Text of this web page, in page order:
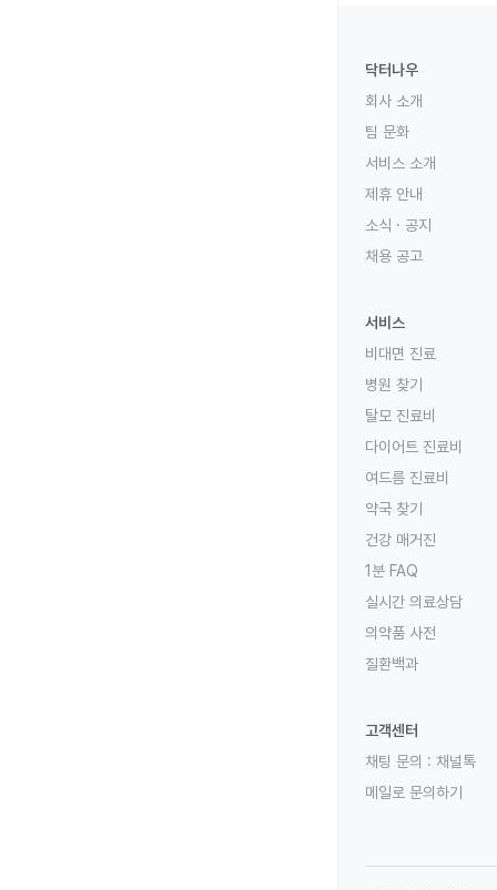
닥터나우
회사 소개
팀 문화
서비스 소개
제휴 안내
소식 · 공지
채용 공고
서비스
비대면 진료
병원 찾기
탈모 진료비
다이어트 진료비
여드름 진료비
약국 찾기
건강 매거진
1분 FAQ
실시간 의료상담
의약품 사전
질환백과
고객센터
채팅 문의 : 채널톡
메일로 문의하기